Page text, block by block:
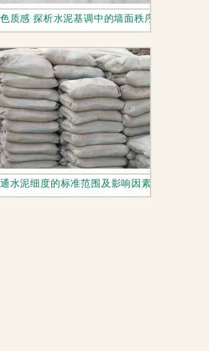
水泥制品的品质与优势
质感 探析水泥基调中的墙面秩序与温度
水泥细度的标准范围及影响因素